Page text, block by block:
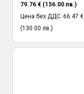
79.76 € (156.00 лв.)
Цена без ДДС: 66.47 €
(130.00 лв.)